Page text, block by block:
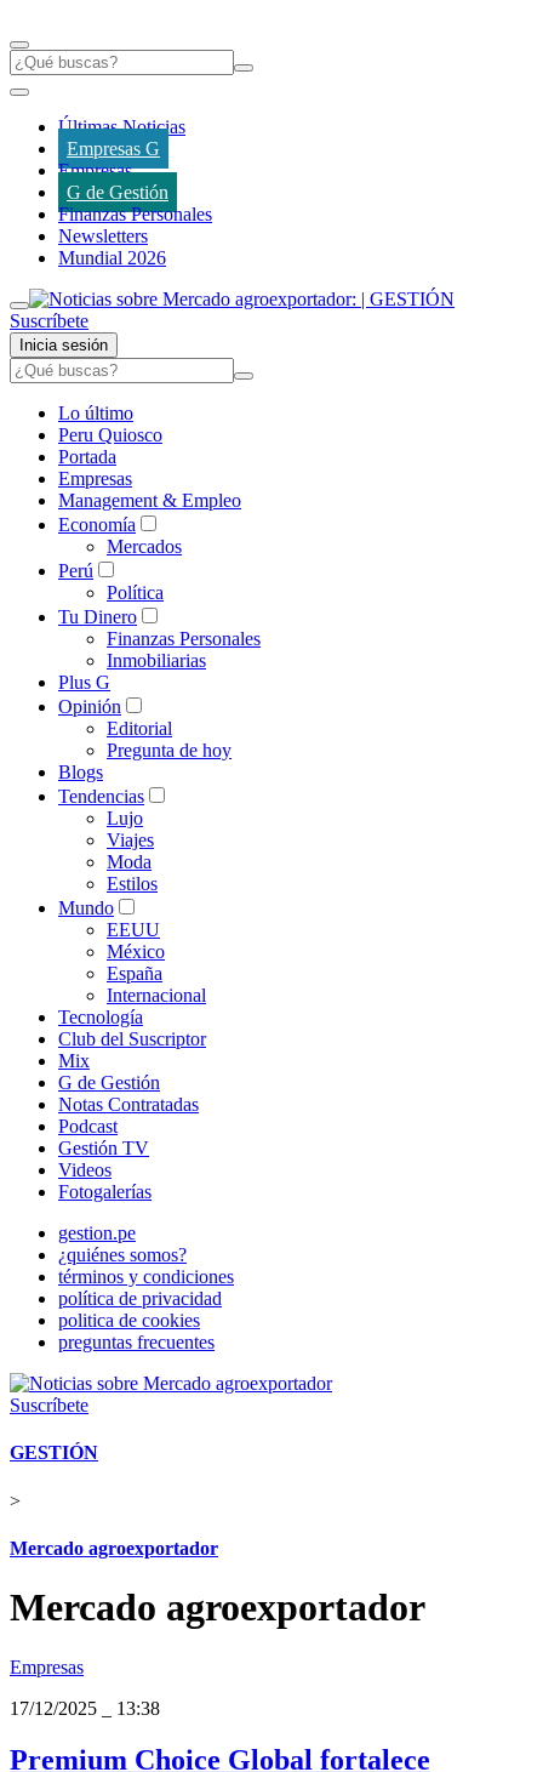
Últimas Noticias
Empresas G
Empresas
G de Gestión
Finanzas Personales
Newsletters
Mundial 2026
Suscríbete
Inicia sesión
Lo último
Peru Quiosco
Portada
Empresas
Management & Empleo
Economía
Mercados
Perú
Política
Tu Dinero
Finanzas Personales
Inmobiliarias
Plus G
Opinión
Editorial
Pregunta de hoy
Blogs
Tendencias
Lujo
Viajes
Moda
Estilos
Mundo
EEUU
México
España
Internacional
Tecnología
Club del Suscriptor
Mix
G de Gestión
Notas Contratadas
Podcast
Gestión TV
Videos
Fotogalerías
gestion.pe
¿quiénes somos?
términos y condiciones
política de privacidad
politica de cookies
preguntas frecuentes
Suscríbete
GESTIÓN
>
Mercado agroexportador
Mercado agroexportador
Empresas
17/12/2025
13:38
Premium Choice Global fortalece